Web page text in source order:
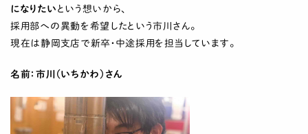
になりたい という想いから、
採用部への異動を希望したという市川さん。
現在は静岡支店で新卒・中途採用を担当しています。
名前：市川（いちかわ）さん